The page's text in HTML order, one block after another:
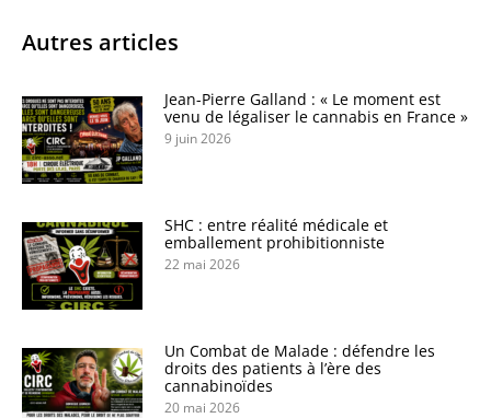
Autres articles
Jean-Pierre Galland : « Le moment est
venu de légaliser le cannabis en France »
9 juin 2026
SHC : entre réalité médicale et
emballement prohibitionniste
22 mai 2026
Un Combat de Malade : défendre les
droits des patients à l’ère des
cannabinoïdes
20 mai 2026